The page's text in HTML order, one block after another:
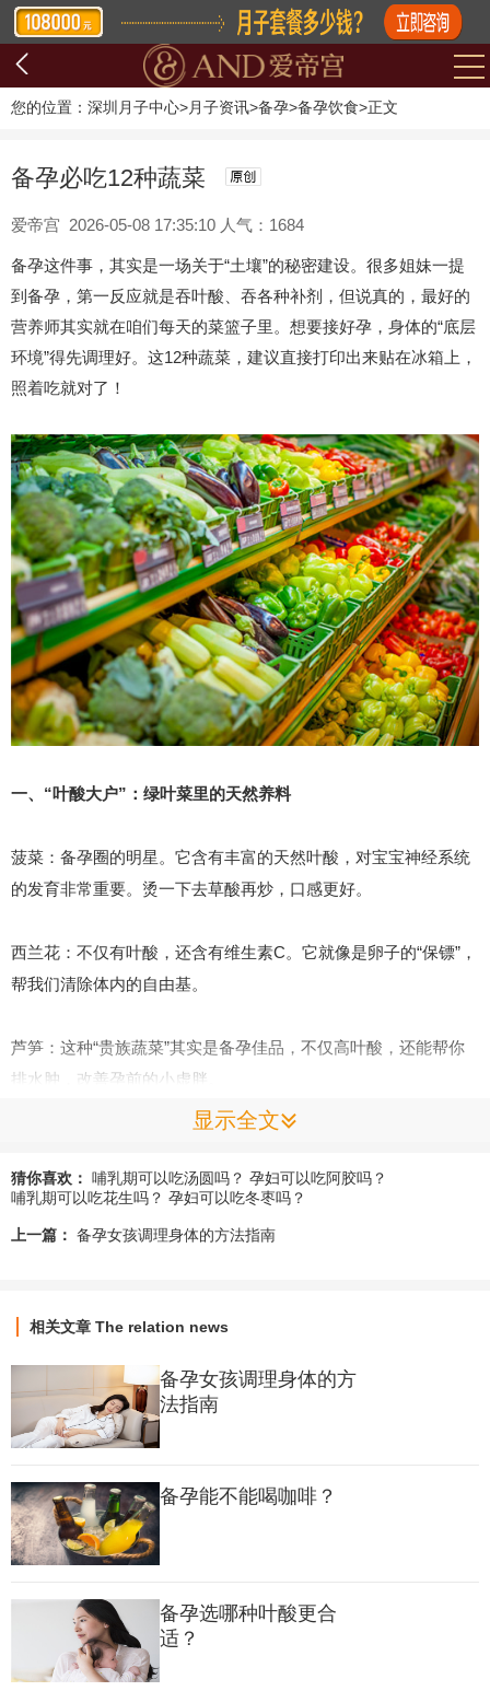
您的位置： 深圳月子中心>月子资讯>备孕>备孕饮食>正文
显示全文
备孕必吃12种蔬菜
爱帝宫 2026-05-08 17:35:10 人气：1684
备孕这件事，其实是一场关于“土壤”的秘密建设。很多姐妹一提
到备孕，第一反应就是吞叶酸、吞各种补剂，但说真的，最好的
营养师其实就在咱们每天的菜篮子里。想要接好孕，身体的“底层
环境”得先调理好。这12种蔬菜，建议直接打印出来贴在冰箱上，
照着吃就对了！
一、“叶酸大户”：绿叶菜里的天然养料
菠菜：备孕圈的明星。它含有丰富的天然叶酸，对宝宝神经系统
的发育非常重要。烫一下去草酸再炒，口感更好。
西兰花：不仅有叶酸，还含有维生素C。它就像是卵子的“保镖”，
帮我们清除体内的自由基。
芦笋：这种“贵族蔬菜”其实是备孕佳品，不仅高叶酸，还能帮你
排水肿，改善孕前的小虚胖。
西红柿：番茄红素可是好东西，不论是女生还是打算一起备孕的
队友，多吃西红柿都能提高“种子”的活力。
康，给宝宝准备一个舒适的“五星级房间”。
南瓜：温补健脾，不仅能稳定血糖，还能让你气色变红润，由内
而外透出好状态。
三、“调理内环境”：清理肠道小能手
黑木耳：被称为“肠道清道夫”。身体干净了，营养吸收才会更顺
山药：脾胃好了，气血才足。山药对调理内分泌很有帮助，口感
软糯，当主食吃也不错。
猜你喜欢： 哺乳期可以吃汤圆吗？ 孕妇可以吃阿胶吗？
哺乳期可以吃花生吗？ 孕妇可以吃冬枣吗？
上一篇： 备孕女孩调理身体的方法指南
相关文章 The relation news
备孕女孩调理身体的方
法指南
备孕能不能喝咖啡？
备孕选哪种叶酸更合
适？